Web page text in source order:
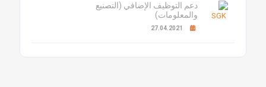
دعم التوظيف الإضافي (التصنيع
والمعلومات)